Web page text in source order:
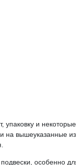
упаковку и
на вышеуказанные
особенно